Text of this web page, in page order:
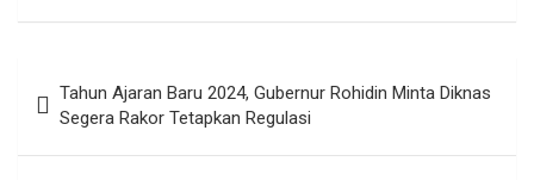
pos
Tahun Ajaran Baru 2024, Gubernur Rohidin Minta Diknas
Segera Rakor Tetapkan Regulasi